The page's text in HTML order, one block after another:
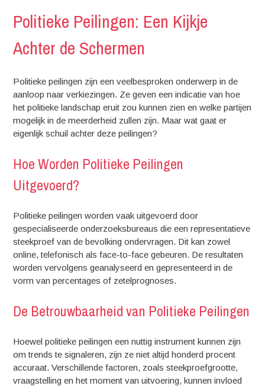
Politieke Peilingen: Een Kijkje
Achter de Schermen
Politieke peilingen zijn een veelbesproken onderwerp in de
aanloop naar verkiezingen. Ze geven een indicatie van hoe
het politieke landschap eruit zou kunnen zien en welke partijen
mogelijk in de meerderheid zullen zijn. Maar wat gaat er
eigenlijk schuil achter deze peilingen?
Hoe Worden Politieke Peilingen
Uitgevoerd?
Politieke peilingen worden vaak uitgevoerd door
gespecialiseerde onderzoeksbureaus die een representatieve
steekproef van de bevolking ondervragen. Dit kan zowel
online, telefonisch als face-to-face gebeuren. De resultaten
worden vervolgens geanalyseerd en gepresenteerd in de
vorm van percentages of zetelprognoses.
De Betrouwbaarheid van Politieke Peilingen
Hoewel politieke peilingen een nuttig instrument kunnen zijn
om trends te signaleren, zijn ze niet altijd honderd procent
accuraat. Verschillende factoren, zoals steekproefgrootte,
vraagstelling en het moment van uitvoering, kunnen invloed